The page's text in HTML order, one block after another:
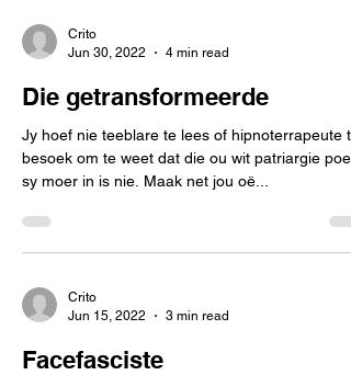
Crito
Jun 30, 2022
4 min read
Die getransformeerde
Jy hoef nie teeblare te lees of hipnoterrapeute te
besoek om te weet dat die ou wit patriargie poer
sy moer in is nie. Maak net jou oë...
Crito
Jun 15, 2022
3 min read
Facefasciste